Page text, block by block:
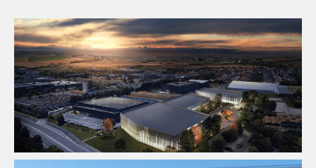
Équipement Sportif Fluides Pilotage D'opération / MOEX
Structure VRD